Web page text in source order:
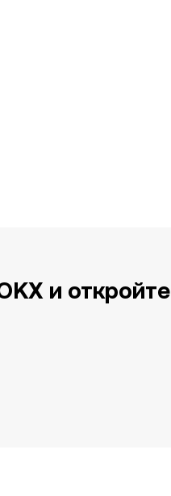
и откройте